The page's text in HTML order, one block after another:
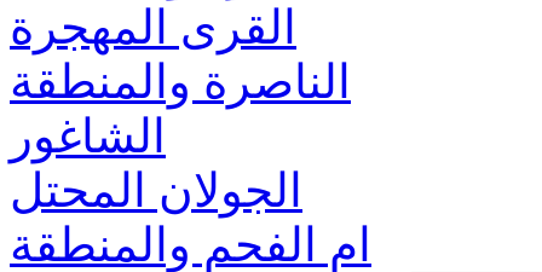
القرى المهجرة
الناصرة والمنطقة
الشاغور
الجولان المحتل
ام الفحم والمنطقة